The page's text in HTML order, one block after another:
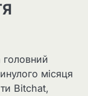
головний
місяця
Bitchat,